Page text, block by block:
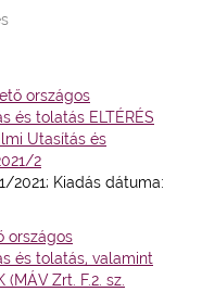
országos
és tolatás ELTÉRÉS
Utasítás és
2
2021; Kiadás dátuma:
országos
és tolatás, valamint
(MÁV Zrt. F.2. sz.